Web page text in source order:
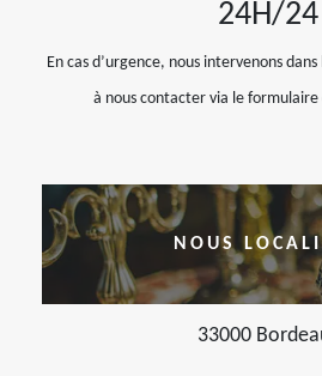
24H/24
En cas d’urgence, nous intervenons
à nous contacter via le formulaire
NOUS
33000